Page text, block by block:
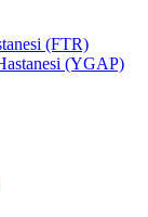
(FTR)
(YGAP)